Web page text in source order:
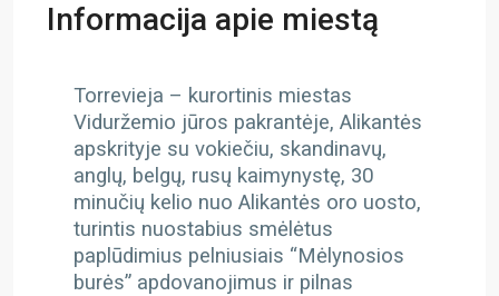
Informacija apie miestą
Torrevieja – kurortinis miestas
Viduržemio jūros pakrantėje, Alikantės
apskrityje su vokiečiu, skandinavų,
anglų, belgų, rusų kaimynystę, 30
minučių kelio nuo Alikantės oro uosto,
turintis nuostabius smėlėtus
paplūdimius pelniusiais “Mėlynosios
burės” apdovanojimus ir pilnas